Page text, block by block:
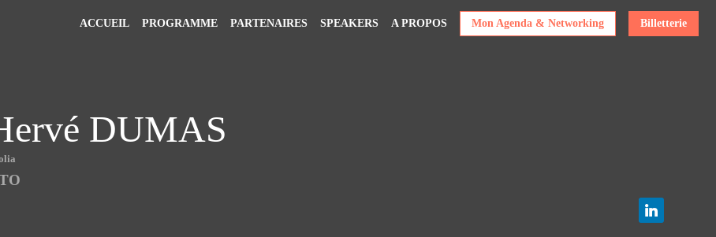
ACCUEIL PROGRAMME PARTENAIRES SPEAKERS A PROPOS Mon Agenda & Networking Billetterie
DUMAS